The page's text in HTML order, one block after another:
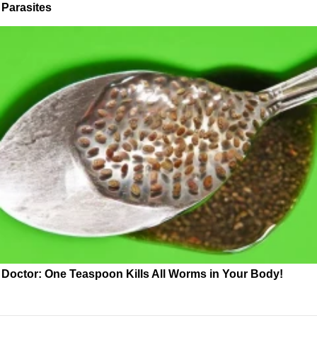
Parasites
Doctor: One Teaspoon Kills All Worms in Your Body!